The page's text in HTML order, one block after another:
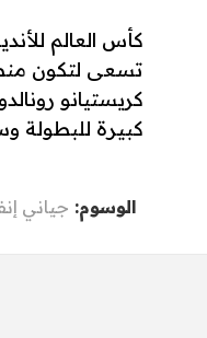
كأس العالم
تسعى لتكون
كريستيانو
كبيرة للبطولة
الوسوم: جياني